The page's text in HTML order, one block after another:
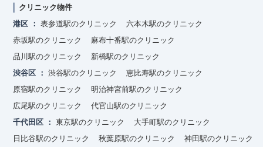
クリニック物件
港区
表参道駅のクリニック
六本木駅のクリニック
赤坂駅のクリニック
麻布十番駅のクリニック
品川駅のクリニック
新橋駅のクリニック
渋谷区
渋谷駅のクリニック
恵比寿駅のクリニック
原宿駅のクリニック
明治神宮前駅のクリニック
広尾駅のクリニック
代官山駅のクリニック
千代田区
東京駅のクリニック
大手町駅のクリニック
日比谷駅のクリニック
秋葉原駅のクリニック
神田駅のクリニック